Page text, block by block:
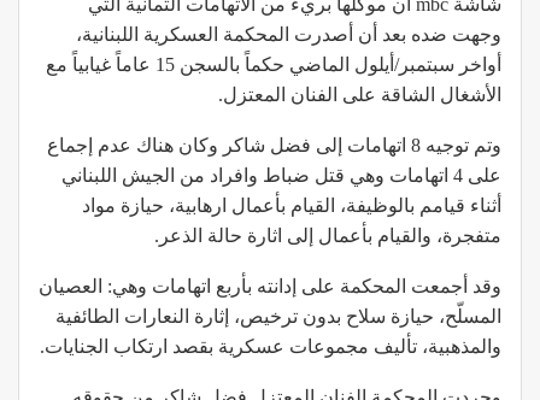
شاشة mbc أن موكلها بريء من الاتهامات الثمانية التي
وجهت ضده بعد أن أصدرت المحكمة العسكرية اللبنانية،
أواخر سبتمبر/أيلول الماضي حكماً بالسجن 15 عاماً غيابياً مع
الأشغال الشاقة على الفنان المعتزل.
وتم توجيه 8 اتهامات إلى فضل شاكر وكان هناك عدم إجماع
على 4 اتهامات وهي قتل ضباط وافراد من الجيش اللبناني
أثناء قيامم بالوظيفة، القيام بأعمال ارهابية، حيازة مواد
متفجرة، والقيام بأعمال إلى اثارة حالة الذعر.
وقد أجمعت المحكمة على إدانته بأربع اتهامات وهي: العصيان
المسلّح، حيازة سلاح بدون ترخيص، إثارة النعارات الطائفية
والمذهبية، تأليف مجموعات عسكرية بقصد ارتكاب الجنايات.